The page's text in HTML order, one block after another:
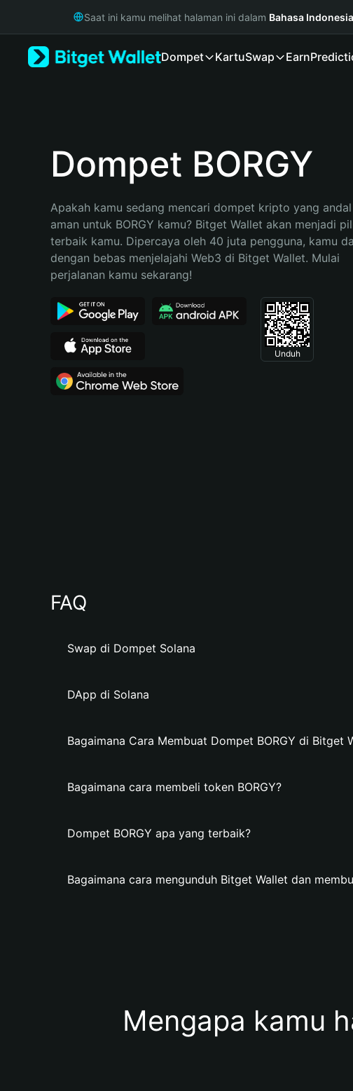
Русский
Bahasa Indonesia
Español (Argentina)
Saat ini kamu melihat halaman ini dalam Bahasa Indonesia
Dompet KartuSwap Earn
Dompet BORGY
Apakah kamu sedang mencari dompet kripto yang
aman untuk BORGY kamu? Bitget Wallet akan menjadi
terbaik kamu. Dipercaya oleh 40 juta pengguna, kamu
dengan bebas menjelajahi Web3 di Bitget Wallet. Mulai
perjalanan kamu sekarang!
Unduh
FAQ
Swap di Dompet Solana
DApp di Solana
Bagaimana Cara Membuat Dompet BORGY di Bitget
Bagaimana cara membeli token BORGY?
Dompet BORGY apa yang terbaik?
Bagaimana cara mengunduh Bitget Wallet dan
Mengapa kamu